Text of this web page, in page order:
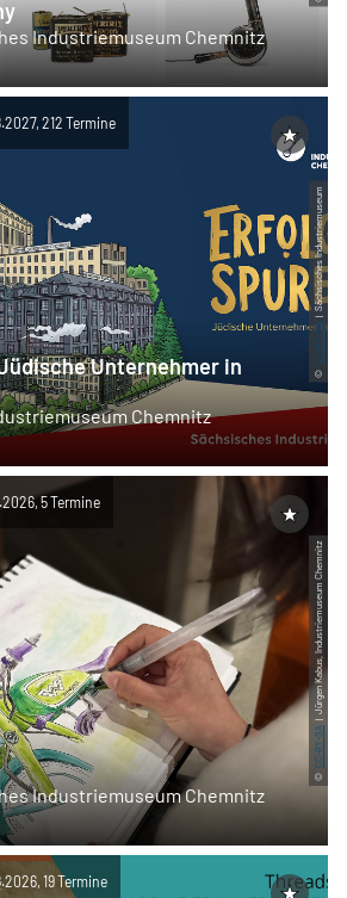
Industriemuseum Chemnitz
©
CC-BY-SA
| Sächsisches Industriemuseum
212 Termine
Unternehmer in
Chemnitz
©
CC-BY-SA
| Jürgen Kabus, Industriemuseum Chemnitz
5 Termine
Industriemuseum Chemnitz
19 Termine